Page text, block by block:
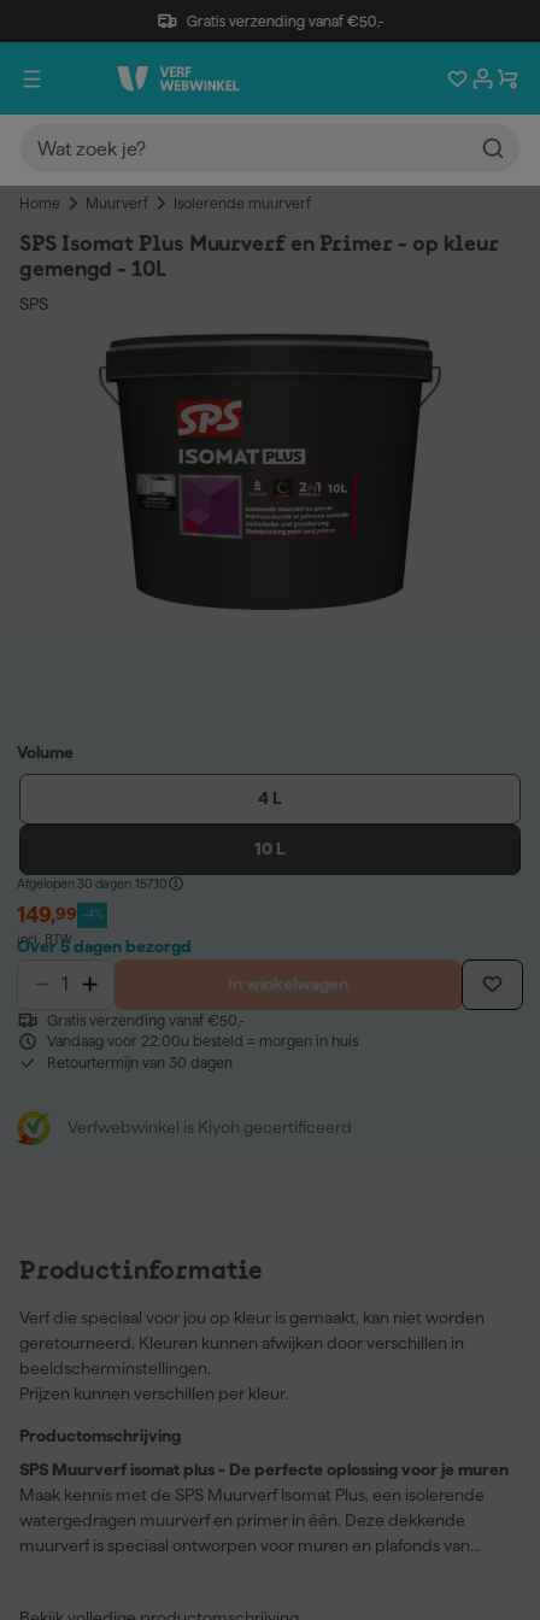
Gratis verzending vanaf €50,-
Home Muurverf Isolerende muurverf
SPS Isomat Plus Muurverf en Primer - op kleur
gemengd - 10L
SPS
Volume
4 L
10 L
Afgelopen 30 dagen 157,10
149,99 -4%
incl. BTW
Over 5 dagen bezorgd
In winkelwagen
Gratis verzending vanaf €50,-
Vandaag voor 22:00u besteld = morgen in huis
Retourtermijn van 30 dagen
Verfwebwinkel is Kiyoh gecertificeerd
Productinformatie
Verf die speciaal voor jou op kleur is gemaakt, kan niet worden
geretourneerd. Kleuren kunnen afwijken door verschillen in
beeldscherminstellingen.
Prijzen kunnen verschillen per kleur.
Productomschrijving
SPS Muurverf isomat plus - De perfecte oplossing voor je muren
Maak kennis met de SPS Muurverf Isomat Plus, een isolerende
watergedragen muurverf en primer in één. Deze dekkende
muurverf is speciaal ontworpen voor muren en plafonds van